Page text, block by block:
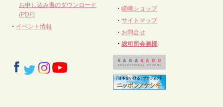
お申し込み書のダウンロード
(PDF)
・ イベント情報
・嵯峨ショップ
・サイトマップ
・ お問合せ
・総司所会員様